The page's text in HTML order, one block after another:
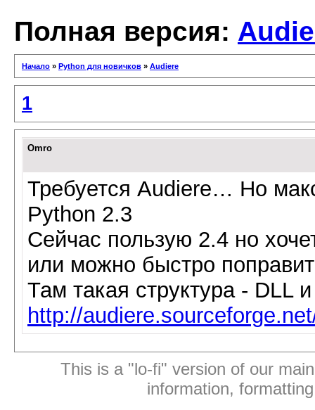
Полная версия:
Начало » Python для новичков » Audiere
1
Omro
Требуется Audiere… Но
Python 2.3
Сейчас пользую 2.4 но
или можно быстро
Там такая структура - DLL
http://
This is a "lo-fi" version of our
information,